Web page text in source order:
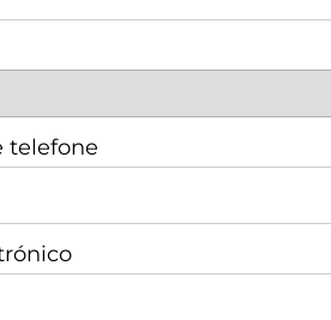
telefone